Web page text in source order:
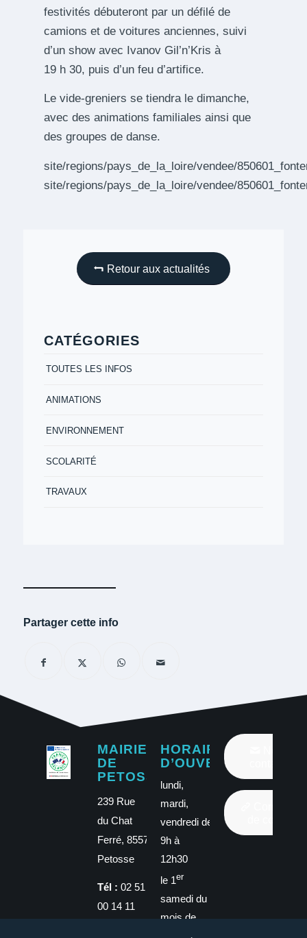
festivités débuteront par un défilé de
camions et de voitures anciennes, suivi
d’un show avec Ivanov Gil’n’Kris à
19 h 30, puis d’un feu d’artifice.
Le vide-greniers se tiendra le dimanche,
avec des animations familiales ainsi que
des groupes de danse.
site/regions/pays_de_la_loire/vendee/
site/regions/pays_de_la_loire/vendee/
Retour aux actualités
CATÉGORIES
TOUTES LES INFOS
ANIMATIONS
ENVIRONNEMENT
SCOLARITÉ
TRAVAUX
Partager cette info
MAIRIE
DE
PETOSSE
239 Rue
du Chat
Ferré, 85570
Petosse
Tél : 02 51
00 14 11
HORAIRES
D’OUVERTURE
lundi,
mardi,
vendredi de
9h à
12h30
le 1er
samedi du
mois de